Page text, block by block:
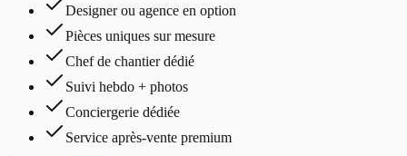
Designer ou agence en option
Pièces uniques sur mesure
Chef de chantier dédié
Suivi hebdo + photos
Conciergerie dédiée
Service après-vente premium